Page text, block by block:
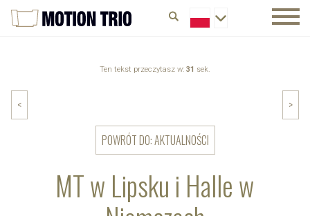
Ten tekst przeczytasz w: 31 sek.
MT w Lipsku i Halle w
< >
POWRÓT DO: AKTUALNOŚCI